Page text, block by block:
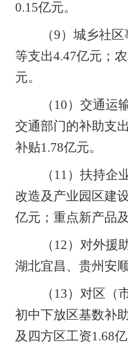
0.15亿元。
（9）城乡社区
等支出4.47亿元；
元。
（ 10）交通运
交通部门的补助支出
补贴1.78亿元。
（ 11 ）扶持企
改造及产业园区建
亿元；重点新产品
（ 12）对外援
湖北宜昌、贵州安
（ 13）对区（
初中下放区基数补
及四方区工资1.68